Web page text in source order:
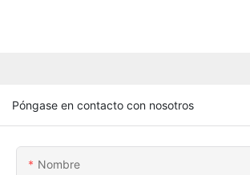
Póngase en contacto con nosotros
Nombre